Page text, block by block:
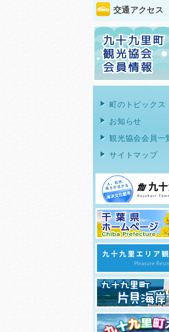
交通アクセス
町のトピックス
お知らせ
観光協会会員一
サイトマップ